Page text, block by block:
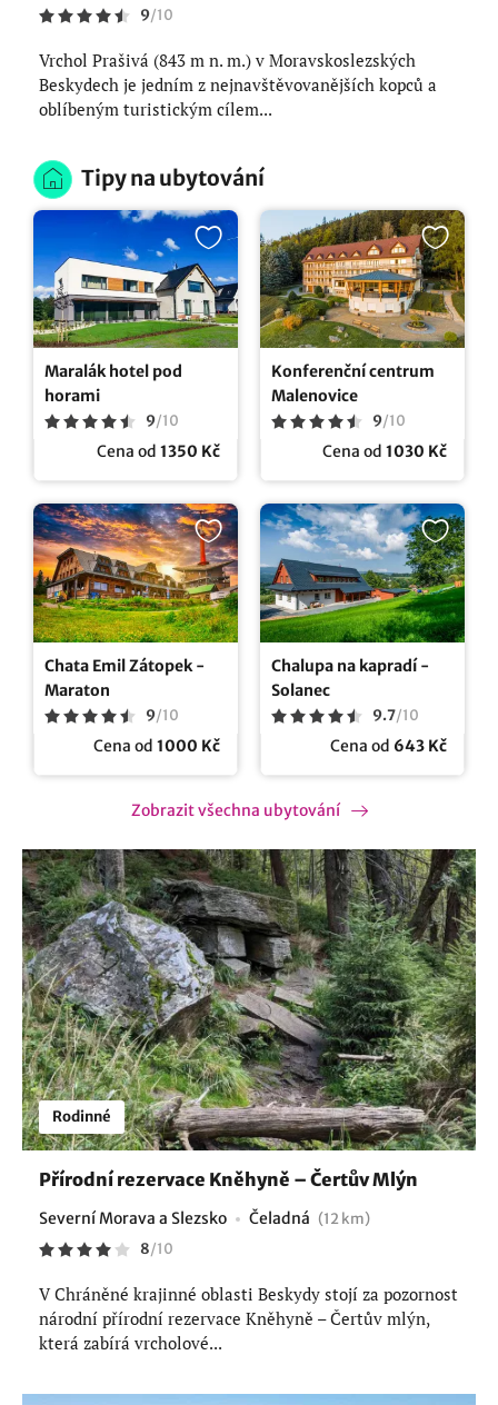
9/10
Vrchol Prašivá (843 m n. m.) v Moravskoslezských
Beskydech je jedním z nejnavštěvovanějších kopců a
oblíbeným turistickým cílem...
Tipy na ubytování
Maralák hotel pod
horami
9/10
Cena od 1350 Kč
Konferenční centrum
Malenovice
9/10
Cena od 1030 Kč
Chata Emil Zátopek -
Maraton
9/10
Cena od 1000 Kč
Chalupa na kapradí -
Solanec
9.7/10
Cena od 643 Kč
Zobrazit všechna ubytování
Rodinné
Přírodní rezervace Kněhyně – Čertův Mlýn
Severní Morava a Slezsko Čeladná (12 km)
8/10
V Chráněné krajinné oblasti Beskydy stojí za pozornost
národní přírodní rezervace Kněhyně – Čertův mlýn,
která zabírá vrcholové...